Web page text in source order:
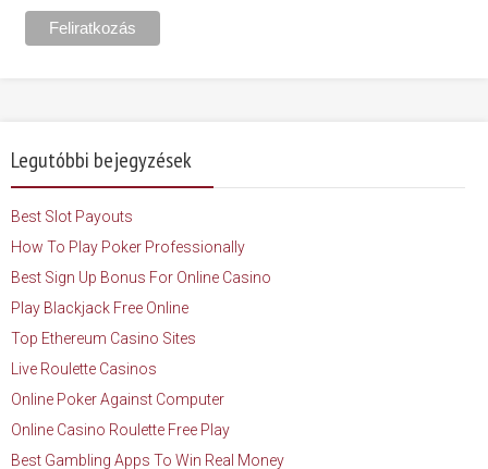
Legutóbbi bejegyzések
Best Slot Payouts
How To Play Poker Professionally
Best Sign Up Bonus For Online Casino
Play Blackjack Free Online
Top Ethereum Casino Sites
Live Roulette Casinos
Online Poker Against Computer
Online Casino Roulette Free Play
Best Gambling Apps To Win Real Money